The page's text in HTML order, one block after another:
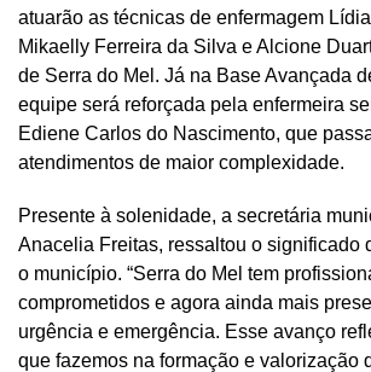
atuarão as técnicas de enfermagem
Mikaelly Ferreira da Silva e Alcione
de Serra do Mel. Já na Base Avançada
equipe será reforçada pela enfermeira
Ediene Carlos do Nascimento, que
atendimentos de maior complexidade.
Presente à solenidade, a secretária
Anacelia Freitas, ressaltou o significado
o município. “Serra do Mel tem
comprometidos e agora ainda mais
urgência e emergência. Esse avanço
que fazemos na formação e valorização